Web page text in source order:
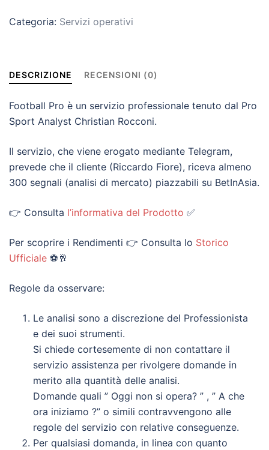
Categoria: Servizi operativi
DESCRIZIONE RECENSIONI (0)
Football Pro è un servizio professionale tenuto dal Pro
Sport Analyst Christian Rocconi.
Il servizio, che viene erogato mediante Telegram,
prevede che il cliente (Riccardo Fiore), riceva almeno
300 segnali (analisi di mercato) piazzabili su BetInAsia.
👉 Consulta l’informativa del Prodotto ✅
Per scoprire i Rendimenti 👉 Consulta lo Storico
Ufficiale ⚽🥂
Regole da osservare:
Le analisi sono a discrezione del Professionista
e dei suoi strumenti.
Si chiede cortesemente di non contattare il
servizio assistenza per rivolgere domande in
merito alla quantità delle analisi.
Domande quali ” Oggi non si opera? ” , ” A che
ora iniziamo ?” o simili contravvengono alle
regole del servizio con relative conseguenze.
Per qualsiasi domanda, in linea con quanto